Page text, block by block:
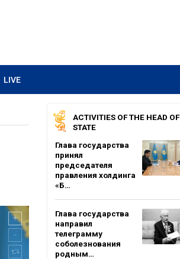
LIVE
ACTIVITIES OF THE HEAD OF
STATE
Глава государства
принял
председателя
правления холдинга
«Б…
Глава государства
направил
телеграмму
соболезнования
родным…